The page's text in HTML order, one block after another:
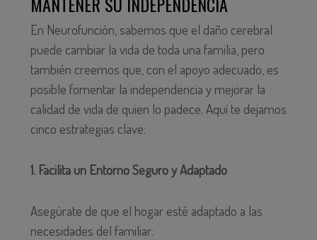
En Neurofunción, sabemos que el daño cerebral
puede cambiar la vida de toda una familia, pero
también creemos que, con el apoyo adecuado, es
posible fomentar la independencia y mejorar la
calidad de vida de quien lo padece. Aquí te dejamos
cinco estrategias clave:
1. Facilita un Entorno Seguro y Adaptado
Asegúrate de que el hogar esté adaptado a las
necesidades del familiar: